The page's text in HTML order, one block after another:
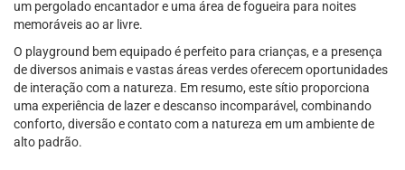
um pergolado encantador e uma área de fogueira para noites
memoráveis ao ar livre.
O playground bem equipado é perfeito para crianças, e a presença
de diversos animais e vastas áreas verdes oferecem oportunidades
de interação com a natureza. Em resumo, este sítio proporciona
uma experiência de lazer e descanso incomparável, combinando
conforto, diversão e contato com a natureza em um ambiente de
alto padrão.